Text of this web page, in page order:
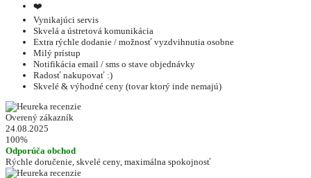
❤️
Vynikajúci servis
Skvelá a ústretová komunikácia
Extra rýchle dodanie / možnosť vyzdvihnutia osobne
Milý prístup
Notifikácia email / sms o stave objednávky
Radosť nakupovať :)
Skvelé & výhodné ceny (tovar ktorý inde nemajú)
Overený zákazník
24.08.2025
100%
Odporúča obchod
Rýchle doručenie, skvelé ceny, maximálna spokojnosť